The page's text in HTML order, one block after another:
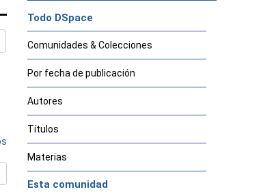
Todo DSpace
Comunidades & Colecciones
Por fecha de publicación
Autores
Títulos
Materias
Esta comunidad